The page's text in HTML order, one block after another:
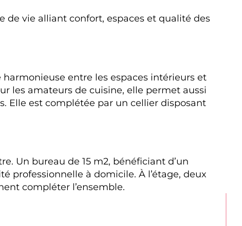
de vie alliant confort, espaces et qualité des
les amateurs de cuisine, elle permet aussi
Elle est complétée par un cellier disposant
Un bureau de 15 m2, bénéficiant d’un
professionnelle à domicile. À l’étage, deux
compléter l’ensemble.